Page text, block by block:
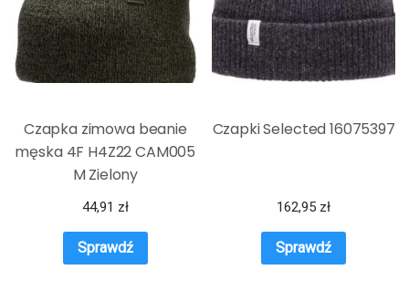
Czapka zimowa beanie
męska 4F H4Z22 CAM005
M Zielony
44,91 zł
Sprawdź
Czapki Selected 16075397
162,95 zł
Sprawdź